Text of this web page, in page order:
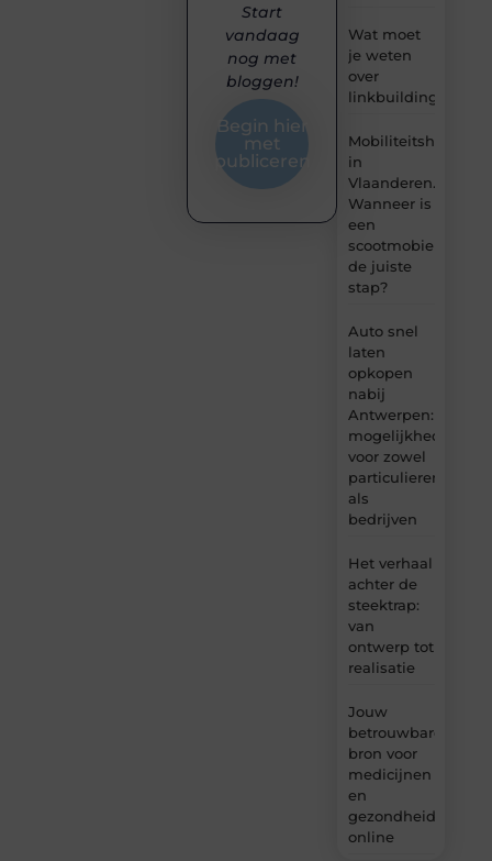
Wat moet
je weten
over
linkbuilding?
in
Vlaanderen.
Wanneer is
een
scootmobiel
de juiste
stap?
Auto snel
laten
opkopen
nabij
Antwerpen:
mogelijkheden
voor zowel
particulieren
als
bedrijven
Het verhaal
achter de
steektrap:
van
ontwerp tot
realisatie
Jouw
betrouwbare
bron voor
medicijnen
en
online
Start
vandaag
nog met
bloggen!
Begin hier
met
publiceren